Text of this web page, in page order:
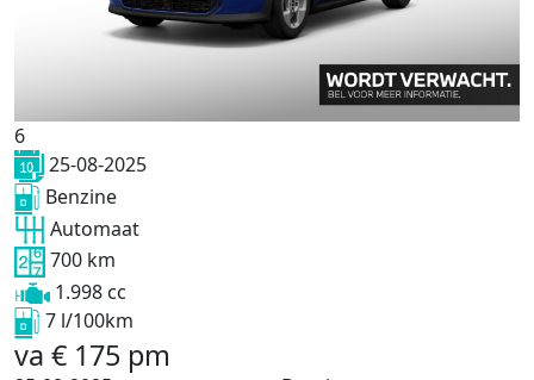
6
25-08-2025
Benzine
Automaat
700 km
1.998 cc
7 l/100km
va € 175 pm